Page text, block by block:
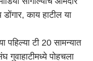
काय हाटील या
टी 20 सामन्यात
गुवाहाटीमध्ये पोहचला